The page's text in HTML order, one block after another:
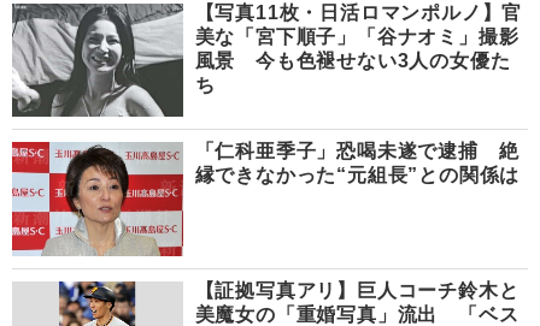
【写真11枚・日活ロマンポルノ】官
美な「宮下順子」「谷ナオミ」撮影
風景 今も色褪せない3人の女優た
ち
「仁科亜季子」恐喝未遂で逮捕 絶
縁できなかった“元組長”との関係は
【証拠写真アリ】巨人コーチ鈴木と
美魔女の「重婚写真」流出 「ベス